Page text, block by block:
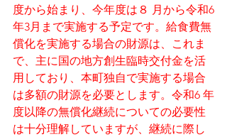
度から始まり、今年度は８ 月から令和6
年3月まで実施する予定です。給食費無
償化を実施する場合の財源は、これま
で、主に国の地方創生臨時交付金を活
用しており、本町独自で実施する場合
は多額の財源を必要とします。令和6 年
度以降の無償化継続についての必要性
は十分理解していますが、継続に際し